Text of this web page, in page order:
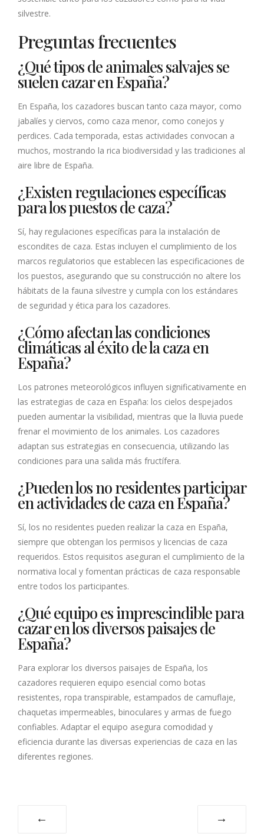
silvestre.
Preguntas frecuentes
¿Qué tipos de animales salvajes se
suelen cazar en España?
En España, los cazadores buscan tanto caza mayor, como
jabalíes y ciervos, como caza menor, como conejos y
perdices. Cada temporada, estas actividades convocan a
muchos, mostrando la rica biodiversidad y las tradiciones al
aire libre de España.
¿Existen regulaciones específicas
para los puestos de caza?
Sí, hay regulaciones específicas para la instalación de
escondites de caza. Estas incluyen el cumplimiento de los
marcos regulatorios que establecen las especificaciones de
los puestos, asegurando que su construcción no altere los
hábitats de la fauna silvestre y cumpla con los estándares
de seguridad y ética para los cazadores.
¿Cómo afectan las condiciones
climáticas al éxito de la caza en
España?
Los patrones meteorológicos influyen significativamente en
las estrategias de caza en España: los cielos despejados
pueden aumentar la visibilidad, mientras que la lluvia puede
frenar el movimiento de los animales. Los cazadores
adaptan sus estrategias en consecuencia, utilizando las
condiciones para una salida más fructífera.
¿Pueden los no residentes participar
en actividades de caza en España?
Sí, los no residentes pueden realizar la caza en España,
siempre que obtengan los permisos y licencias de caza
requeridos. Estos requisitos aseguran el cumplimiento de la
normativa local y fomentan prácticas de caza responsable
entre todos los participantes.
¿Qué equipo es imprescindible para
cazar en los diversos paisajes de
España?
Para explorar los diversos paisajes de España, los
cazadores requieren equipo esencial como botas
resistentes, ropa transpirable, estampados de camuflaje,
chaquetas impermeables, binoculares y armas de fuego
confiables. Adaptar el equipo asegura comodidad y
eficiencia durante las diversas experiencias de caza en las
diferentes regiones.
← →